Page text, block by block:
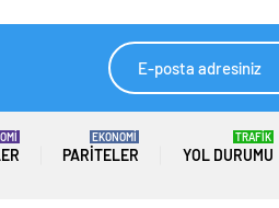
PARITELER
EKONOMİ
YOL DURUMU
TRAFİK